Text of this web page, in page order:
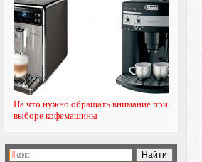
На что нужно обращать внимание при
выборе кофемашины